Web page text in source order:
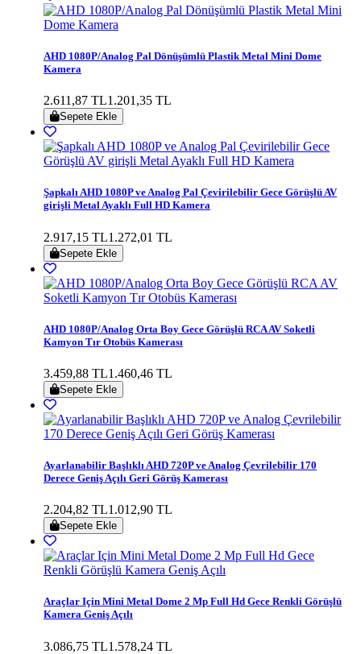
AHD 1080P/Analog Pal Dönüşümlü Plastik Metal Mini Dome
Kamera
2.611,87 TL1.201,35 TL
Sepete Ekle
Şapkalı AHD 1080P ve Analog Pal Çevirilebilir Gece Görüşlü AV
girişli Metal Ayaklı Full HD Kamera
2.917,15 TL1.272,01 TL
Sepete Ekle
AHD 1080P/Analog Orta Boy Gece Görüşlü RCA AV Soketli
Kamyon Tır Otobüs Kamerası
3.459,88 TL1.460,46 TL
Sepete Ekle
Ayarlanabilir Başlıklı AHD 720P ve Analog Çevrilebilir 170
Derece Geniş Açılı Geri Görüş Kamerası
2.204,82 TL1.012,90 TL
Sepete Ekle
Araçlar Için Mini Metal Dome 2 Mp Full Hd Gece Renkli Görüşlü
Kamera Geniş Açılı
3.086,75 TL1.578,24 TL